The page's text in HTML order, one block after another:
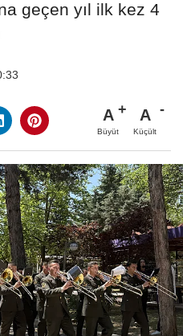
geçen yıl ilk kez 4
A
Büyüt
A
Küçült